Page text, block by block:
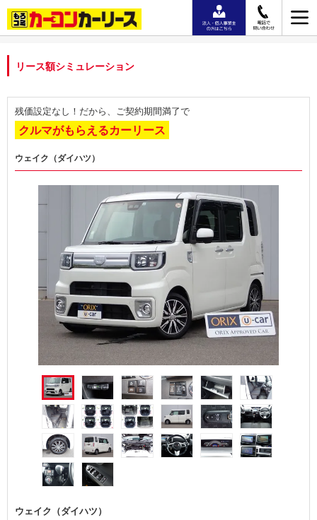
リース額シミュレーション
残価設定なし！だから、ご契約期間満了で
クルマがもらえるカーリース
ウェイク（ダイハツ）
ウェイク（ダイハツ）